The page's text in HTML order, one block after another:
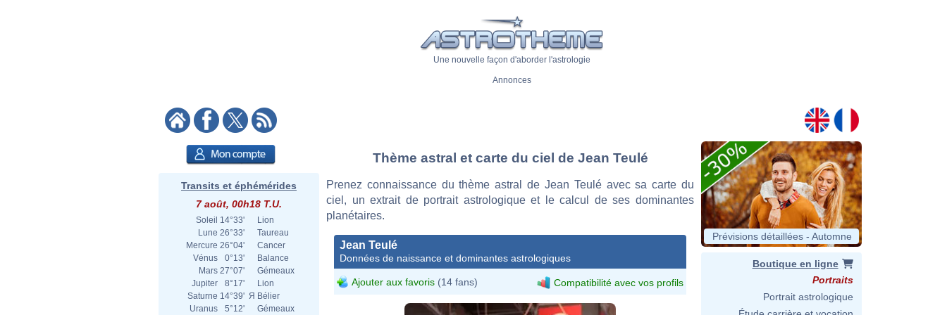
Une nouvelle façon d'aborder l'astrologie
Annonces
Transits et éphémérides
7 août, 00h18 T.U.
Soleil 14°33'
Lion
Lune 26°33'
Taureau
Mercure 26°04'
Cancer
Vénus
0°13'
Balance
Mars 27°07'
Gémeaux
Jupiter
8°17'
Lion
Saturne 14°39' Я Bélier
Uranus
5°12' Gémeaux
Thème astral et carte du ciel de Jean Teulé
Prenez connaissance du thème astral de Jean Teulé avec sa carte du
ciel, un extrait de portrait astrologique et le calcul de ses dominantes
planétaires.
Jean Teulé
Données de naissance et dominantes astrologiques
Ajouter aux favoris (14 fans) Compatibilité avec vos profils
Prévisions détaillées - Automne
Boutique en ligne
Portraits
Portrait astrologique